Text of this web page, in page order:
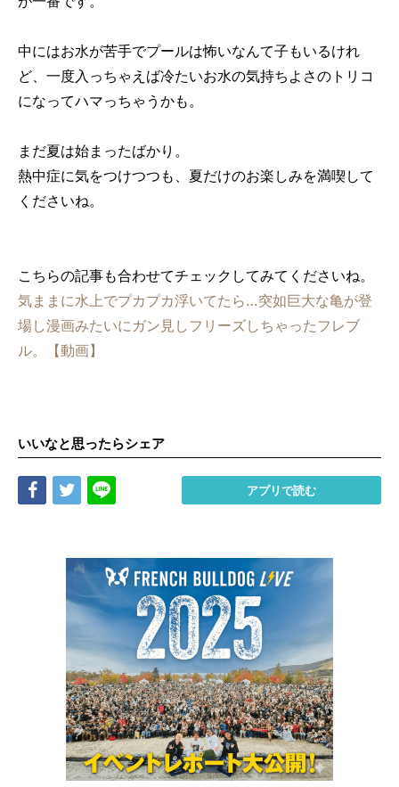
中にはお水が苦手でプールは怖いなんて子もいるけれ
ど、一度入っちゃえば冷たいお水の気持ちよさのトリコ
になってハマっちゃうかも。
まだ夏は始まったばかり。
熱中症に気をつけつつも、夏だけのお楽しみを満喫して
くださいね。
こちらの記事も合わせてチェックしてみてくださいね。
気ままに水上でプカプカ浮いてたら…突如巨大な亀が登
場し漫画みたいにガン見しフリーズしちゃったフレブ
ル。【動画】
いいなと思ったらシェア
Share Tweet アプリで読む